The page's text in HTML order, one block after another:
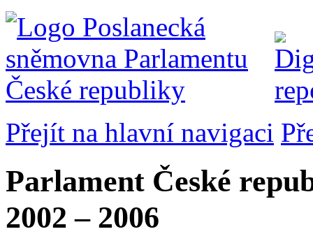
Přejít na hlavní navigaci
Parlament České
2002 – 2006